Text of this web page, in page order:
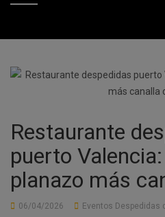
Restaurante
puerto
planazo más
06/04/2026 Eventos Despedidas